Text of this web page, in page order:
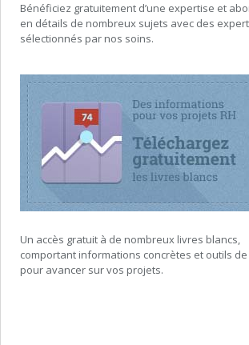
Bénéficiez gratuitement d’une expertise et
en détails de nombreux sujets avec des
sélectionnés par nos soins.
Un accès gratuit à de nombreux livres blancs,
comportant informations concrètes et outils
pour avancer sur vos projets.